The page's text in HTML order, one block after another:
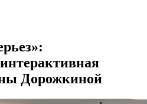
Дорожкиной